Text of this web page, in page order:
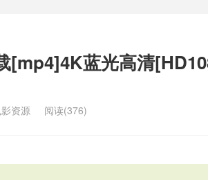
[mp4]4K蓝光高清
资源 阅读(376)